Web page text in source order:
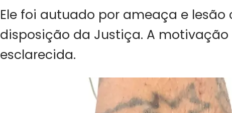
Ele foi autuado por ameaça e
disposição da Justiça. A
esclarecida.